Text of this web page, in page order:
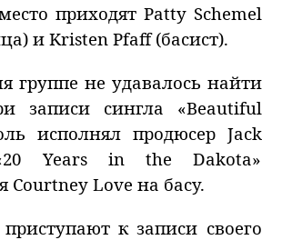
приходят Patty Schemel
и Kristen Pfaff (басист).
группе не удавалось найти
записи сингла «Beautiful
исполнял продюсер Jack
Years in the Dakota»
Courtney Love на басу.
к записи своего